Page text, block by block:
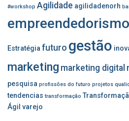
#workshop Agilidade agilidadenorh
empreendedorismo
Estratégiafuturo gestão
marketing marketing digital
pesquisa profissões do futuro projetos
tendencias transformação
Ágil varejo